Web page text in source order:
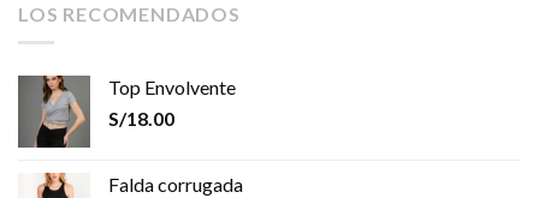
LOS RECOMENDADOS
Top Envolvente
S/18.00
Falda corrugada